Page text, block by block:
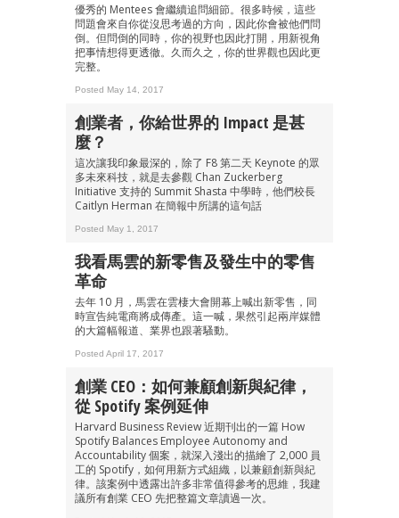
優秀的 Mentees 會繼續追問細節。很多時候，這些
問題會來自你從沒思考過的方向，因此你會被他們問
倒。但問倒的同時，你的視野也因此打開，用新視角
把事情想得更透徹。久而久之，你的世界觀也因此更
完整。
Posted May 14, 2017
創業者，你給世界的 Impact 是甚
麼？
這次讓我印象最深的，除了 F8 第二天 Keynote 的眾
多未來科技，就是去參觀 Chan Zuckerberg
Initiative 支持的 Summit Shasta 中學時，他們校長
Caitlyn Herman 在簡報中所講的這句話
Posted May 1, 2017
我看馬雲的新零售及發生中的零售
革命
去年 10 月，馬雲在雲棲大會開幕上喊出新零售，同
時宣告純電商將成傳產。這一喊，果然引起兩岸媒體
的大篇幅報道、業界也跟著騷動。
Posted April 17, 2017
創業 CEO：如何兼顧創新與紀律，
從 Spotify 案例延伸
Harvard Business Review 近期刊出的一篇 How
Spotify Balances Employee Autonomy and
Accountability 個案，就深入淺出的描繪了 2,000 員
工的 Spotify，如何用新方式組織，以兼顧創新與紀
律。該案例中透露出許多非常值得參考的思維，我建
議所有創業 CEO 先把整篇文章讀過一次。